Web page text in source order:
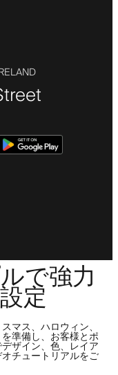
で強力
定
マス、ハロウィン、
準備し、お客様とポ
ザイン、色、レイア
チュートリアルをご